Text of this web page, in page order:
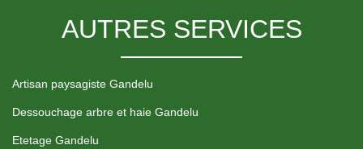
AUTRES SERVICES
Artisan paysagiste Gandelu
Dessouchage arbre et haie Gandelu
Etetage Gandelu